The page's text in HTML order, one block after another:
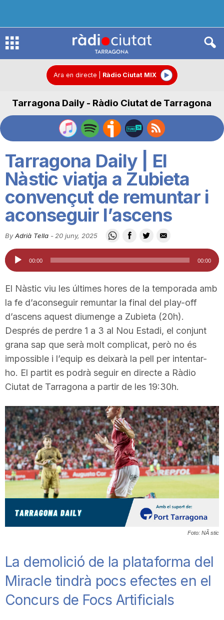
R
d
o
C
i
t
a
t
e
T
a
Ara en directe Ràdio Ciutat MIX
Tarragona Daily - Ràdio Ciutat de Tarragona
Tarragona Daily | El
Nàstic viatja a Zubieta
convençut de remuntar i
aconseguir l’ascens
By Adrià Tella - 20 juny, 2025
Reproductor
d'àudio
00:00 00:00
El Nàstic viu les últimes hores de la temporada amb
la fe d’aconseguir remuntar la final del play-off
d’ascens aquest diumenge a Zubieta (20h).
Després de perdre 1 a 3 al Nou Estadi, el conjunt
grana sap que serà molt complicat, però no és
impossible i l’equip es deixarà la pell per intentar-
ho. El partit es podrà seguir en directe a Ràdio
Ciutat de Tarragona a partir de les 19:30h.
Foto: NÃ stic
La demolició de la plataforma del
Miracle tindrà pocs efectes en el
Concurs de Focs Artificials